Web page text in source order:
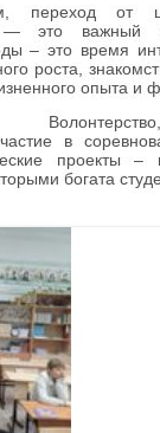
переход от
— это важный
– это время
роста,
опыта и
в
проекты
богата